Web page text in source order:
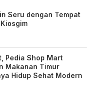
Seru dengan Tempat
Pedia Shop Mart
Makanan Timur
Hidup Sehat Modern